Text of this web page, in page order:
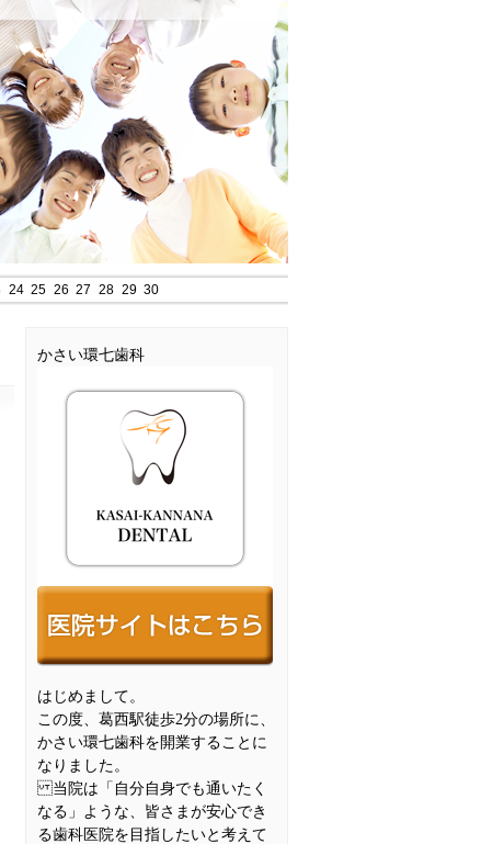
24 25 26 27 28 29 30
かさい環七歯科
はじめまして。
この度、葛西駅徒歩2分の場所に、
かさい環七歯科を開業することに
なりました。
当院は「自分自身でも通いたく
なる」ような、皆さまが安心でき
る歯科医院を目指したいと考えて